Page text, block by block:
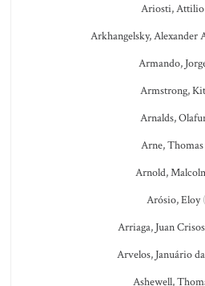
Ariosti, Attilio
Arkhangelsky, Alexander
Armando,
Armstrong, Kit
Arnalds,
Arne, Thomas
Arnold,
Arósio, Eloy
Arriaga, Juan
Arvelos, Januário
Ashewell,